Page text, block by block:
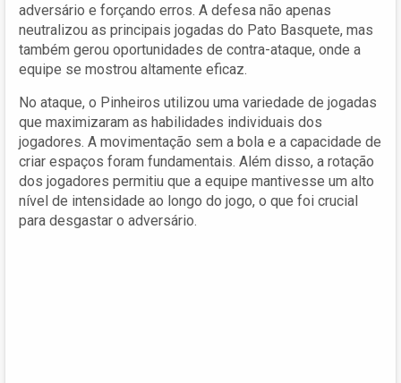
adversário e forçando erros. A defesa não apenas
neutralizou as principais jogadas do Pato Basquete, mas
também gerou oportunidades de contra-ataque, onde a
equipe se mostrou altamente eficaz.
No ataque, o Pinheiros utilizou uma variedade de jogadas
que maximizaram as habilidades individuais dos
jogadores. A movimentação sem a bola e a capacidade de
criar espaços foram fundamentais. Além disso, a rotação
dos jogadores permitiu que a equipe mantivesse um alto
nível de intensidade ao longo do jogo, o que foi crucial
para desgastar o adversário.